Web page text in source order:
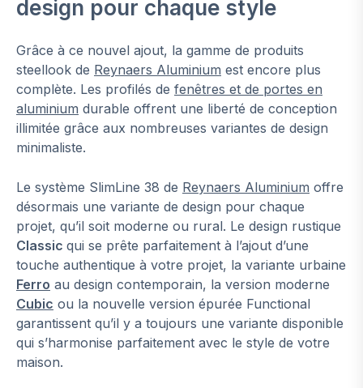
design pour chaque style
Grâce à ce nouvel ajout, la gamme de produits
steellook de Reynaers Aluminium est encore plus
complète. Les profilés de fenêtres et de portes en
aluminium durable offrent une liberté de conception
illimitée grâce aux nombreuses variantes de design
minimaliste.
Le système SlimLine 38 de Reynaers Aluminium offre
désormais une variante de design pour chaque
projet, qu’il soit moderne ou rural. Le design rustique
Classic qui se prête parfaitement à l’ajout d’une
touche authentique à votre projet, la variante urbaine
Ferro au design contemporain, la version moderne
Cubic ou la nouvelle version épurée Functional
garantissent qu’il y a toujours une variante disponible
qui s’harmonise parfaitement avec le style de votre
maison.